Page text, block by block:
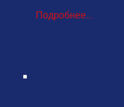
Подробнее...